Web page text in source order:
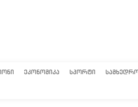
ᲔᲙᲝᲜᲝᲛᲘᲙᲐ ᲡᲞᲝᲠᲢᲘ